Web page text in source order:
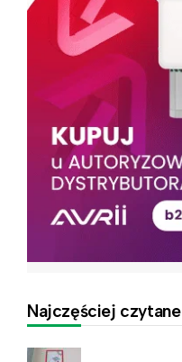
Najczęściej czytane